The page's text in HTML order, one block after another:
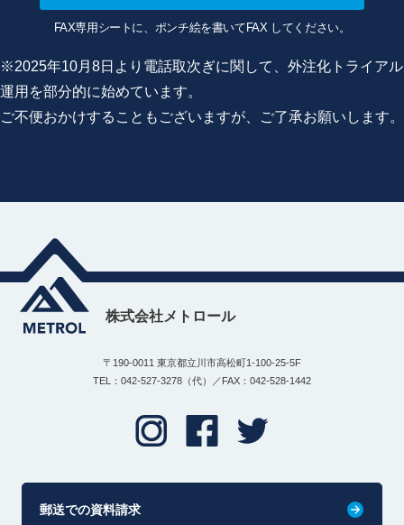
FAX専用シートに、ポンチ絵を書いてFAX してください。
※2025年10月8日より電話取次ぎに関して、外注化トライアル
運用を部分的に始めています。
ご不便おかけすることもございますが、ご了承お願いします。
株式会社メトロール
〒190-0011 東京都立川市高松町1-100-25-5F
TEL：042-527-3278（代）／FAX：042-528-1442
郵送での資料請求